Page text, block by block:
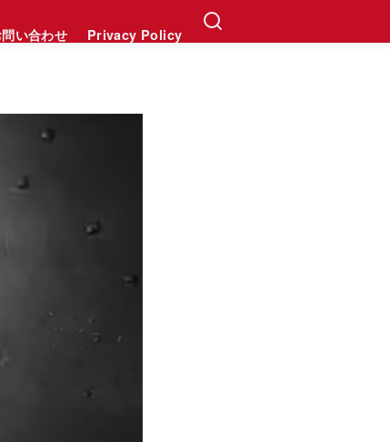
い合わせ Privacy Policy